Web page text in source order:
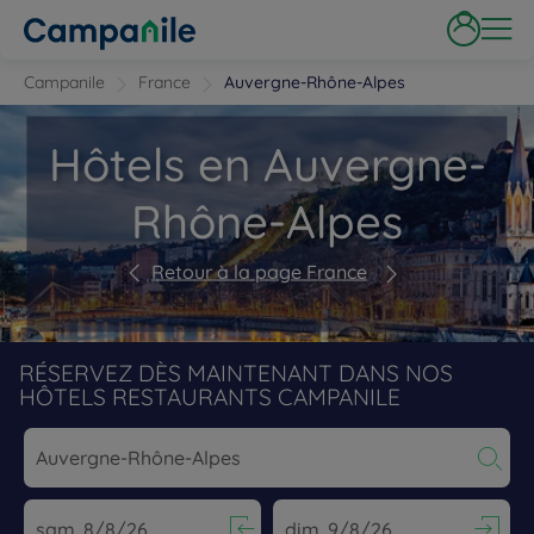
Campanile France Auvergne-Rhône-Alpes
Hôtels en Auvergne-
Rhône-Alpes
Retour à la page France
RÉSERVEZ DÈS MAINTENANT DANS NOS
HÔTELS RESTAURANTS CAMPANILE